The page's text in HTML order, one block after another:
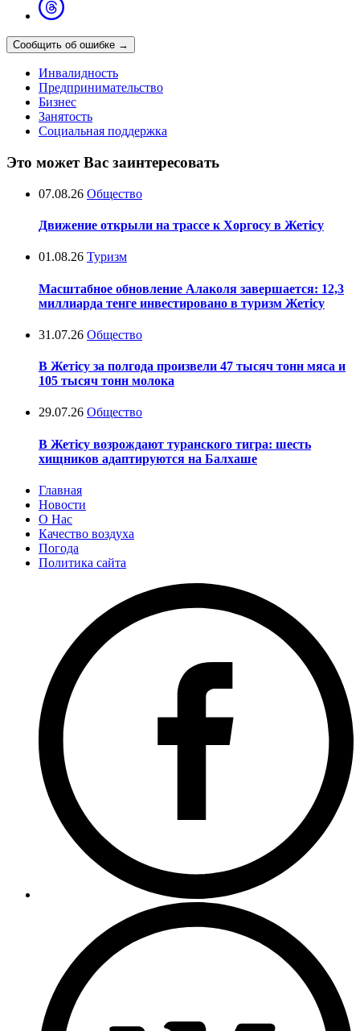
Сообщить об ошибке →
Инвалидность
Предпринимательство
Бизнес
Занятость
Социальная поддержка
Это может Вас заинтересовать
07.08.26 Общество
Движение открыли на трассе к Хоргосу в Жетісу
01.08.26 Туризм
Масштабное обновление Алаколя завершается: 12,3
миллиарда тенге инвестировано в туризм Жетісу
31.07.26 Общество
В Жетісу за полгода произвели 47 тысяч тонн мяса и
105 тысяч тонн молока
29.07.26 Общество
В Жетісу возрождают туранского тигра: шесть
хищников адаптируются на Балхаше
Главная
Новости
О Нас
Качество воздуха
Погода
Политика сайта